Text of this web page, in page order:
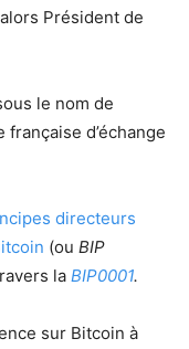
Président de
le nom de
d’échange
directeurs
(ou BIP
la BIP0001.
sur Bitcoin à